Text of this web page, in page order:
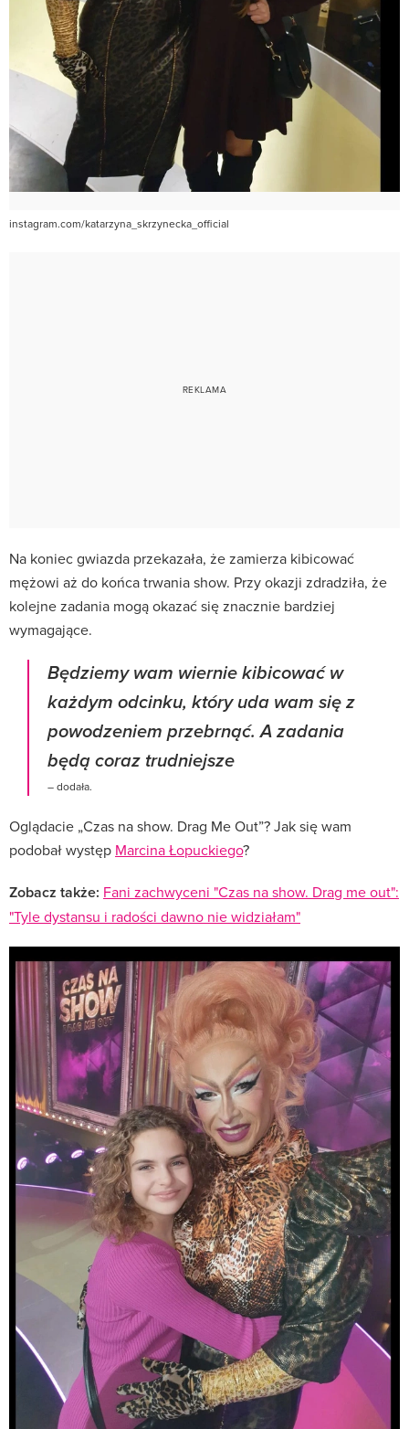
instagram.com/katarzyna_skrzynecka_official
Na koniec gwiazda przekazała, że zamierza kibicować
mężowi aż do końca trwania show. Przy okazji zdradziła, że
kolejne zadania mogą okazać się znacznie bardziej
wymagające.
Będziemy wam wiernie kibicować w
każdym odcinku, który uda wam się z
powodzeniem przebrnąć. A zadania
będą coraz trudniejsze
– dodała.
Oglądacie „Czas na show. Drag Me Out”? Jak się wam
podobał występ Marcina Łopuckiego?
Zobacz także: Fani zachwyceni "Czas na show. Drag me out":
"Tyle dystansu i radości dawno nie widziałam"